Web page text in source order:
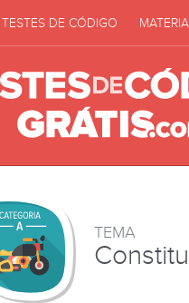
TESTES DE CÓDIGO
TEMA